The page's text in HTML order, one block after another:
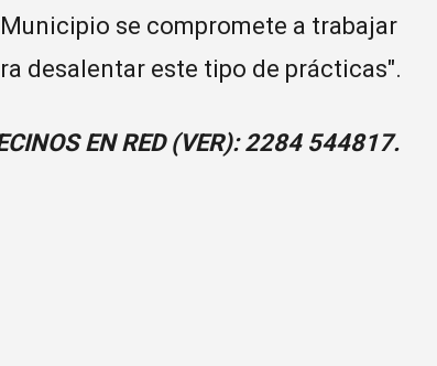
se compromete a trabajar
desalentar este tipo de prácticas".
EN RED (VER): 2284 544817.